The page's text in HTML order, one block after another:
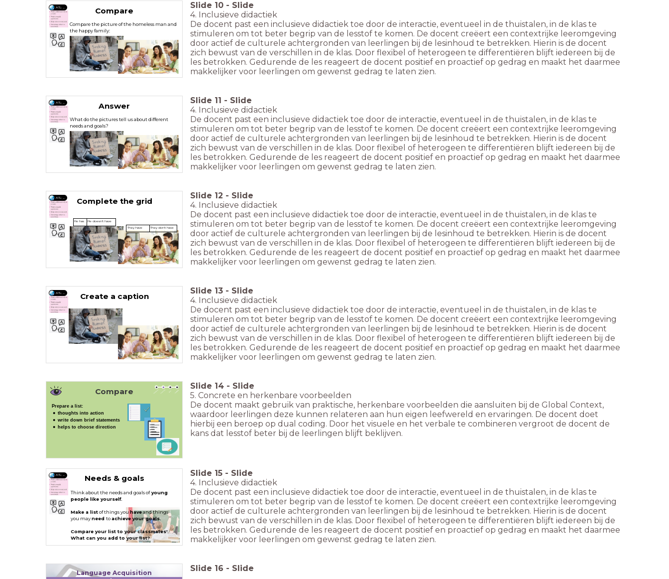
Compare
ATL: ....
Compare the picture of the homeless man and
the happy family:
Slide 10 - Slide
4. Inclusieve didactiek
De docent past een inclusieve didactiek toe door de interactie, eventueel in de thuistalen, in de klas te
stimuleren om tot beter begrip van de lesstof te komen. De docent creëert een contextrijke leeromgeving
door actief de culturele achtergronden van leerlingen bij de lesinhoud te betrekken. Hierin is de docent
zich bewust van de verschillen in de klas. Door flexibel of heterogeen te differentiëren blijft iedereen bij de
les betrokken. Gedurende de les reageert de docent positief en proactief op gedrag en maakt het daarmee
makkelijker voor leerlingen om gewenst gedrag te laten zien.
Answer
ATL: ....
What do the pictures tell us about different
needs and goals?
Slide 11 - Slide
4. Inclusieve didactiek
De docent past een inclusieve didactiek toe door de interactie, eventueel in de thuistalen, in de klas te
stimuleren om tot beter begrip van de lesstof te komen. De docent creëert een contextrijke leeromgeving
door actief de culturele achtergronden van leerlingen bij de lesinhoud te betrekken. Hierin is de docent
zich bewust van de verschillen in de klas. Door flexibel of heterogeen te differentiëren blijft iedereen bij de
les betrokken. Gedurende de les reageert de docent positief en proactief op gedrag en maakt het daarmee
makkelijker voor leerlingen om gewenst gedrag te laten zien.
Complete the grid
ATL: ....
He has
He doesn't have
They have
They don't have
Slide 12 - Slide
4. Inclusieve didactiek
De docent past een inclusieve didactiek toe door de interactie, eventueel in de thuistalen, in de klas te
stimuleren om tot beter begrip van de lesstof te komen. De docent creëert een contextrijke leeromgeving
door actief de culturele achtergronden van leerlingen bij de lesinhoud te betrekken. Hierin is de docent
zich bewust van de verschillen in de klas. Door flexibel of heterogeen te differentiëren blijft iedereen bij de
les betrokken. Gedurende de les reageert de docent positief en proactief op gedrag en maakt het daarmee
makkelijker voor leerlingen om gewenst gedrag te laten zien.
Create a caption
ATL: .... Slide 13 - Slide
4. Inclusieve didactiek
De docent past een inclusieve didactiek toe door de interactie, eventueel in de thuistalen, in de klas te
stimuleren om tot beter begrip van de lesstof te komen. De docent creëert een contextrijke leeromgeving
door actief de culturele achtergronden van leerlingen bij de lesinhoud te betrekken. Hierin is de docent
zich bewust van de verschillen in de klas. Door flexibel of heterogeen te differentiëren blijft iedereen bij de
les betrokken. Gedurende de les reageert de docent positief en proactief op gedrag en maakt het daarmee
makkelijker voor leerlingen om gewenst gedrag te laten zien.
Compare
Prepare a list:
thoughts into action
write down brief statements
helps to choose direction
Slide 14 - Slide
5. Concrete en herkenbare voorbeelden
De docent maakt gebruik van praktische, herkenbare voorbeelden die aansluiten bij de Global Context,
waardoor leerlingen deze kunnen relateren aan hun eigen leefwereld en ervaringen. De docent doet
hierbij een beroep op dual coding. Door het visuele en het verbale te combineren vergroot de docent de
kans dat lesstof beter bij de leerlingen blijft beklijven.
Needs & goals
ATL: ....
Think about the needs and goals ofyoung
people like yourself.
Make a listof things youhaveand things
you mayneed toachieve your goals.
Compare your list to your classmates'.
What can you add to your list?
Slide 15 - Slide
4. Inclusieve didactiek
De docent past een inclusieve didactiek toe door de interactie, eventueel in de thuistalen, in de klas te
stimuleren om tot beter begrip van de lesstof te komen. De docent creëert een contextrijke leeromgeving
door actief de culturele achtergronden van leerlingen bij de lesinhoud te betrekken. Hierin is de docent
zich bewust van de verschillen in de klas. Door flexibel of heterogeen te differentiëren blijft iedereen bij de
les betrokken. Gedurende de les reageert de docent positief en proactief op gedrag en maakt het daarmee
makkelijker voor leerlingen om gewenst gedrag te laten zien.
Language Acquisition
Slide 16 - Slide